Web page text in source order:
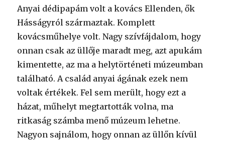
Anyai dédipapám volt a kovács Ellenden, ők
Hásságyról származtak. Komplett
kovácsműhelye volt. Nagy szívfájdalom, hogy
onnan csak az üllője maradt meg, azt apukám
kimentette, az ma a helytörténeti múzeumban
található. A család anyai ágának ezek nem
voltak értékek. Fel sem merült, hogy ezt a
házat, műhelyt megtartották volna, ma
ritkaság számba menő múzeum lehetne.
Nagyon sajnálom, hogy onnan az üllőn kívül